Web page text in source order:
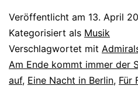
Veröffentlicht am 13. April
Kategorisiert als Musik
Verschlagwortet mit
Am Ende kommt immer der
auf, Eine Nacht in Berlin, Für